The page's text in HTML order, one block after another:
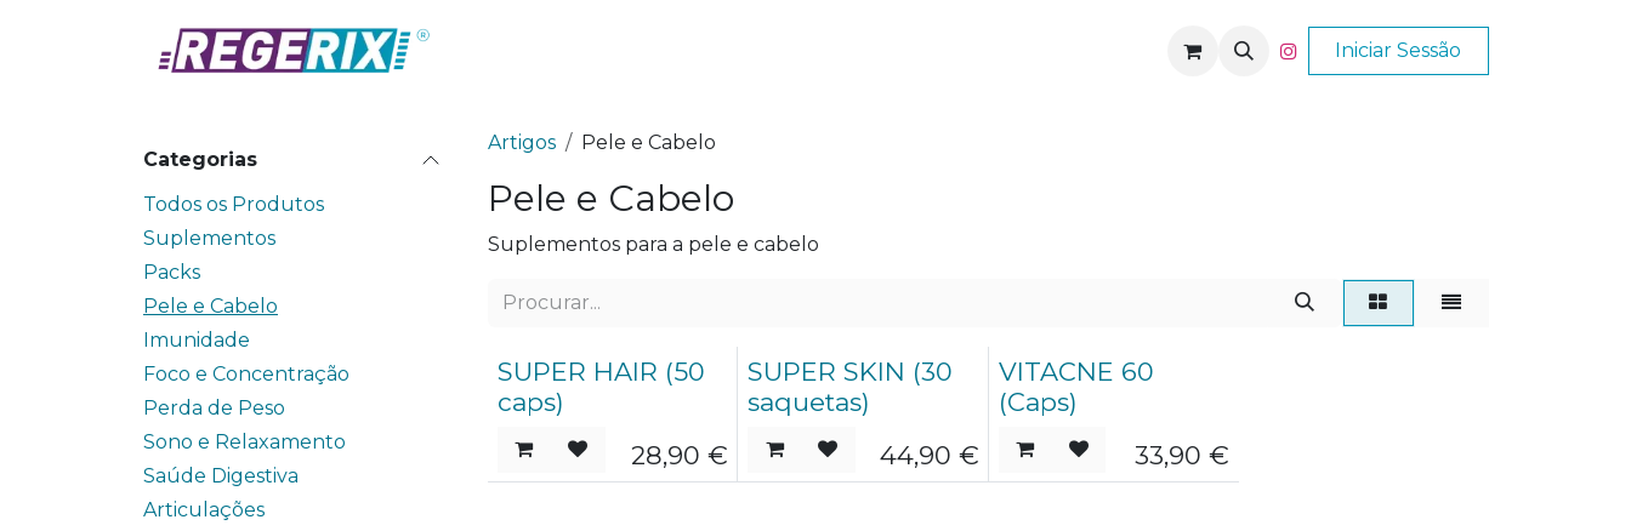
Ajuda Iniciar Sessão
Categorias
Todos os Produtos
Suplementos
Packs
Pele e Cabelo
Imunidade
Foco e Concentração
Perda de Peso
Sono e Relaxamento
Saúde Digestiva
Articulações
Artigos Pele e Cabelo
Pele e Cabelo
Suplementos para a pele e cabelo
SUPER HAIR (50
caps)
28,90 €
SUPER SKIN (30
saquetas)
44,90 €
VITACNE 60
(Caps)
33,90 €